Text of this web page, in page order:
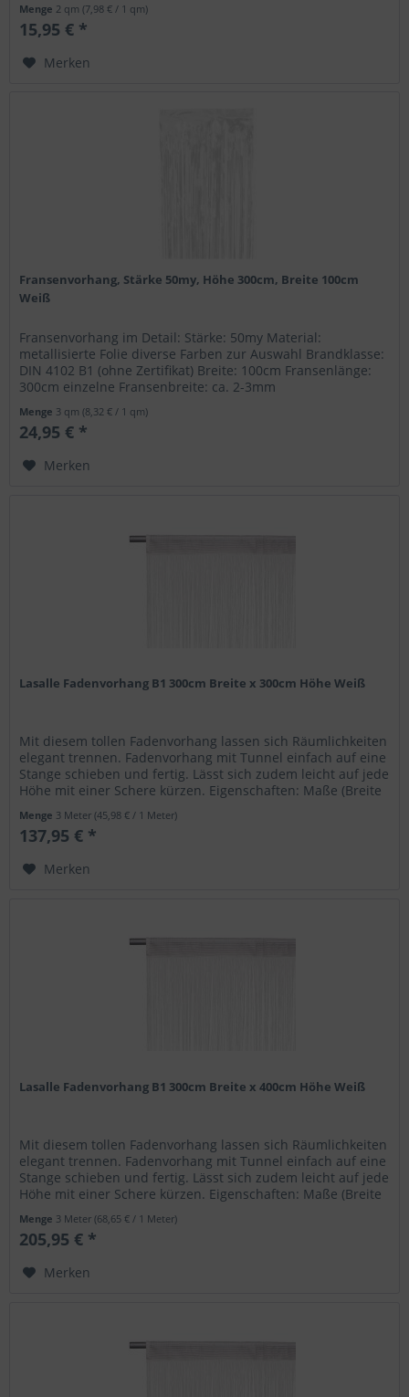
Menge 2 qm(7,98 € / 1 qm)
15,95 € *
Merken
Fransenvorhang, Stärke 50my, Höhe 300cm, Breite 100cm
Weiß
Fransenvorhang im Detail: Stärke: 50my Material:
metallisierte Folie diverse Farben zur Auswahl Brandklasse:
DIN 4102 B1 (ohne Zertifikat) Breite: 100cm Fransenlänge:
300cm einzelne Fransenbreite: ca. 2-3mm
Menge 3 qm(8,32 € / 1 qm)
24,95 € *
Merken
Lasalle Fadenvorhang B1 300cm Breite x 300cm Höhe Weiß
Mit diesem tollen Fadenvorhang lassen sich Räumlichkeiten
elegant trennen. Fadenvorhang mit Tunnel einfach auf eine
Stange schieben und fertig. Lässt sich zudem leicht auf jede
Höhe mit einer Schere kürzen. Eigenschaften: Maße (Breite
Menge 3 Meter(45,98 € / 1 Meter)
137,95 € *
Merken
Lasalle Fadenvorhang B1 300cm Breite x 400cm Höhe Weiß
Mit diesem tollen Fadenvorhang lassen sich Räumlichkeiten
elegant trennen. Fadenvorhang mit Tunnel einfach auf eine
Stange schieben und fertig. Lässt sich zudem leicht auf jede
Höhe mit einer Schere kürzen. Eigenschaften: Maße (Breite
Menge 3 Meter(68,65 € / 1 Meter)
205,95 € *
Merken